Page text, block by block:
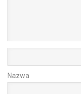
Nazwa